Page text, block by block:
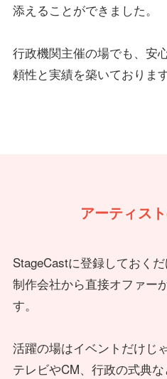
添えることができました。
行政機関主催の場でも、安
頼性と実績を築いております
アーティス
StageCastに登録しておく
制作会社から直接オファー
す。
活躍の場はイベントだけじ
テレビやCM、行政の式典